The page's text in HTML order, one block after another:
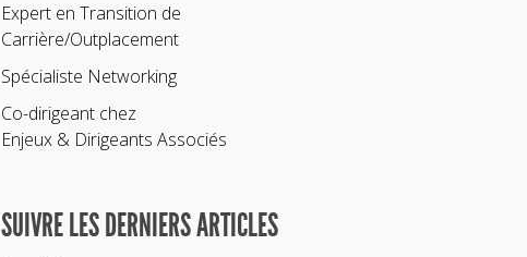
Expert en Transition de
Carrière/Outplacement
Spécialiste Networking
Co-dirigeant chez
Enjeux & Dirigeants Associés
SUIVRE LES DERNIERS ARTICLES